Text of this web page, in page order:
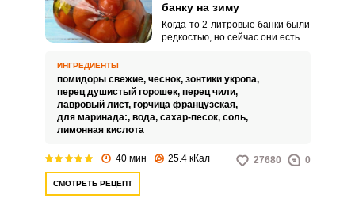
банку на зиму
Когда-то 2-литровые банки были
редкостью, но сейчас они есть
небольшой семьи. В такую банку
можно уложить до 1 кг
помидоров по весу или около 13
средних плодов.
ИНГРЕДИЕНТЫ
помидоры свежие, чеснок, зонтики укропа,
перец душистый горошек, перец чили,
лавровый лист, горчица французская,
для маринада:, вода, сахар-песок, соль,
лимонная кислота
40 мин 25.4 кКал 27680 0
СМОТРЕТЬ РЕЦЕПТ